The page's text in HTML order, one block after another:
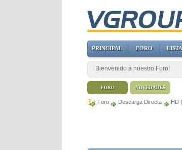
Foro Descarga Directa HD
PRINCIPAL FORO
Bienvenido a nuestro Foro!
FORO NOVEDADES